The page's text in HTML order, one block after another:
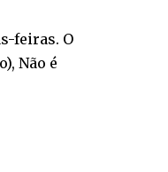
feiras. O
Não é